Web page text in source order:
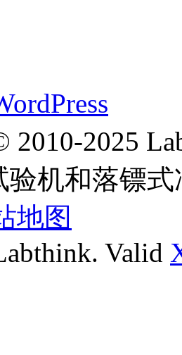
2010-2025
验机和落镖
地图
Valid